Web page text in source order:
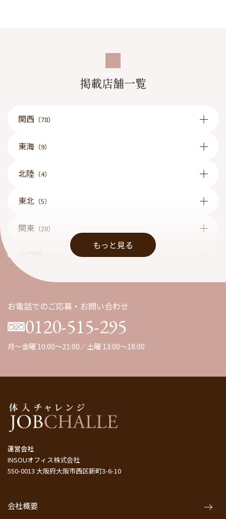
掲載店舗一覧
関西 （78）
東海 （9）
北陸 （4）
東北 （5）
関東 （28）
（1）
もっと見る
お電話でのご応募・お問い合わせ
0120-515-295
月～金曜 10:00～21:00／土曜 13:00～18:00
運営会社
INSOUオフィス株式会社
550-0013 大阪府大阪市西区新町3-6-10
会社概要